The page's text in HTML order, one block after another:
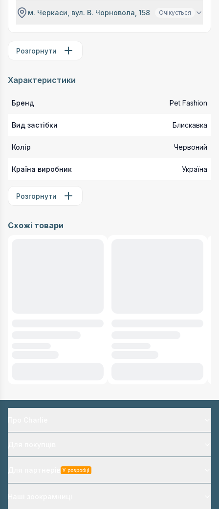
м. Черкаси, вул. В. Чорновола, 158 Очікується
Розгорнути
Характеристики
Бренд Pet Fashion
Вид застібки Блискавка
Колір Червоний
Країна виробник Україна
Розгорнути
Схожі товари
У розробці